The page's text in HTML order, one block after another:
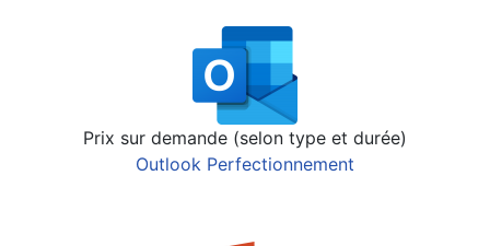
Prix sur demande (selon type et durée)
Outlook Perfectionnement